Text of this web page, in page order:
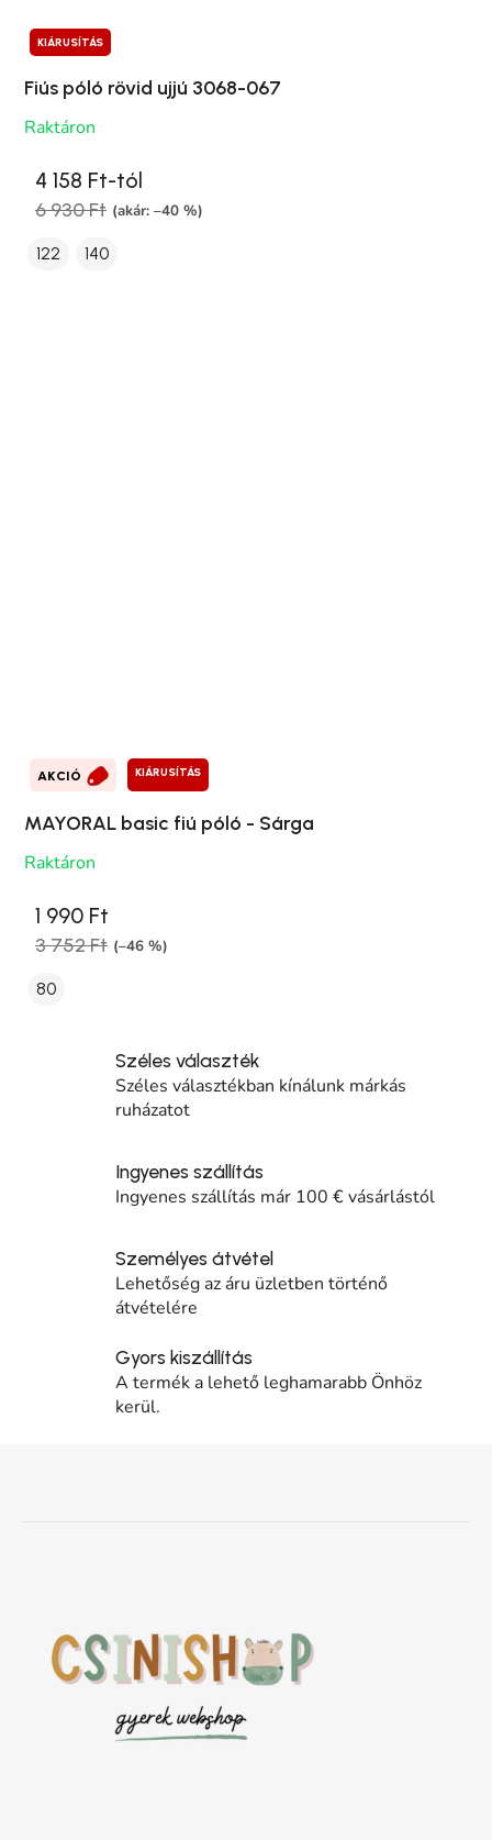
KIÁRUSÍTÁS
Fiús póló rövid ujjú 3068-067
Raktáron
4 158 Ft-tól
6 930 Ft (akár: –40 %)
122 140
AKCIÓ KIÁRUSÍTÁS
MAYORAL basic fiú póló - Sárga
Raktáron
1 990 Ft
3 752 Ft (–46 %)
80
Széles választék
Széles választékban kínálunk márkás
ruházatot
Ingyenes szállítás
Ingyenes szállítás már 100 € vásárlástól
Személyes átvétel
Lehetőség az áru üzletben történő
átvételére
Gyors kiszállítás
A termék a lehető leghamarabb Önhöz
kerül.